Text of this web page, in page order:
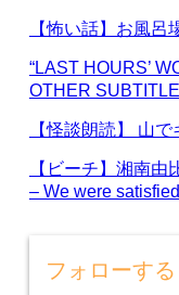
【怖い話】お風
“LAST HOURS’
OTHER
【怪談朗読】 山
【ビーチ】湘南
– We were
フォローする